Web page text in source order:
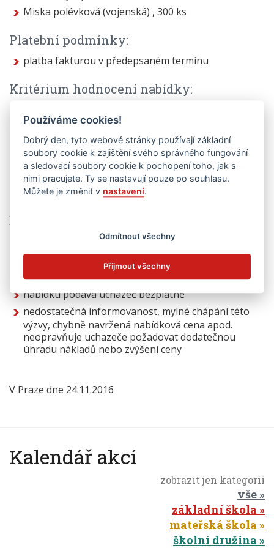
Miska polévková (vojenská) , 300 ks
Platební podmínky:
platba fakturou v předepsaném termínu
Kritérium hodnocení nabídky:
Požadovaný obsah nabídky:
výše nabídkové ceny včetně DPH,
doba plnění zakázky,
délka záruky a záruční podmínky
Další podmínky zakázky:
zadavatel si vyhrazuje právo vyřadit nabídky, které
nesplní požadovaný obsah zakázky, odmítnout
všechny nabídky nebo výzvu zrušit bez udání
důvodu
nabídku podává uchazeč bezplatně
nedostatečná informovanost, mylné chápání této
výzvy, chybně navržená nabídková cena apod.
neopravňuje uchazeče požadovat dodatečnou
úhradu nákladů nebo zvýšení ceny
V Praze dne 24.11.2016
Kalendář akcí
zobrazit jen kategorii
vše
základní škola
mateřská škola
školní družina
Používáme cookies!
Dobrý den, tyto webové stránky používají základní
soubory cookie k zajištění svého správného fungování
a sledovací soubory cookie k pochopení toho, jak s
nimi pracujete. Ty se nastavují pouze po souhlasu.
Můžete je změnit v nastavení.
Odmítnout všechny
Přijmout všechny